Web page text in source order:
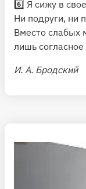
6️⃣ Я сижу в
Ни подруги, ни
Вместо слабых
лишь
И. А. Бродский